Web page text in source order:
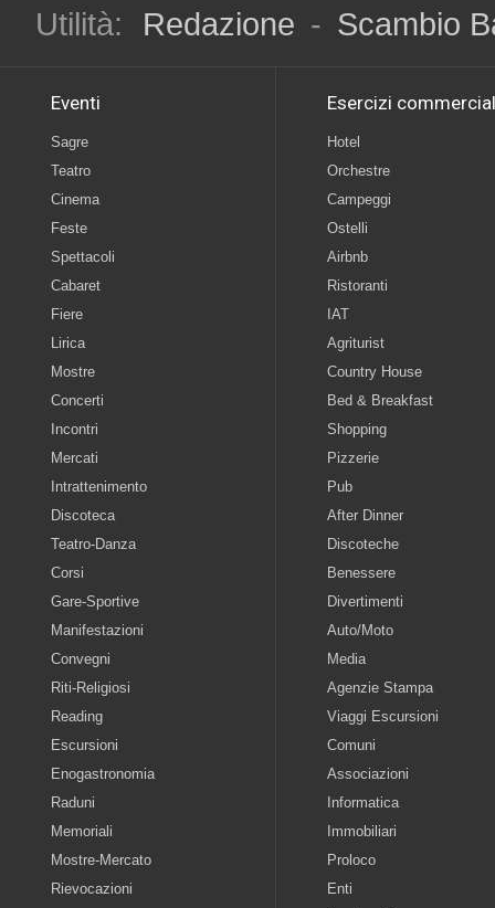
Utilità:
Redazione - Scambio
Eventi
Sagre
Teatro
Cinema
Feste
Spettacoli
Cabaret
Fiere
Lirica
Mostre
Concerti
Incontri
Mercati
Intrattenimento
Discoteca
Teatro-Danza
Corsi
Gare-Sportive
Manifestazioni
Convegni
Riti-Religiosi
Reading
Escursioni
Enogastronomia
Raduni
Memoriali
Mostre-Mercato
Rievocazioni
Esercizi
Hotel
Orchestre
Campeggi
Ostelli
Airbnb
Ristoranti
IAT
Agriturist
Country House
Bed & Breakfast
Shopping
Pizzerie
Pub
After Dinner
Discoteche
Benessere
Divertimenti
Auto/Moto
Media
Agenzie Stampa
Viaggi Escursioni
Comuni
Associazioni
Informatica
Immobiliari
Proloco
Enti